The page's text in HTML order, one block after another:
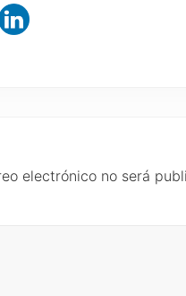
electrónico no será